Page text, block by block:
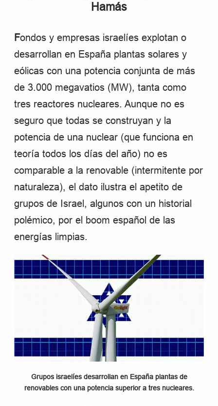
Hamás
Fondos y empresas israelíes explotan o
desarrollan en España plantas solares y
eólicas con una potencia conjunta de más
de 3.000 megavatios (MW), tanta como
tres reactores nucleares. Aunque no es
seguro que todas se construyan y la
potencia de una nuclear (que funciona en
teoría todos los días del año) no es
comparable a la renovable (intermitente por
naturaleza), el dato ilustra el apetito de
grupos de Israel, algunos con un historial
polémico, por el boom español de las
energías limpias.
Grupos israelíes desarrollan en España plantas de
renovables con una potencia superior a tres nucleares.